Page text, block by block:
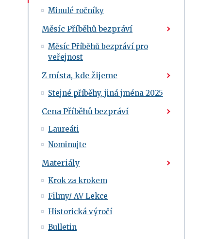
Minulé ročníky
Měsíc Příběhů bezpráví
Měsíc Příběhů bezpráví pro
veřejnost
Z místa, kde žijeme
Stejné příběhy, jiná jména 2025
Cena Příběhů bezpráví
Laureáti
Nominujte
Materiály
Krok za krokem
Filmy/ AV Lekce
Historická výročí
Bulletin